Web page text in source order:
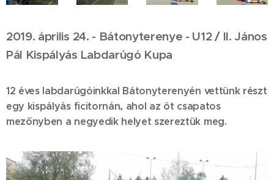
2019. április 24. - Bátonyterenye - U12 / II. János
Pál Kispályás Labdarúgó Kupa
12 éves labdarúgóinkkal Bátonyterenyén vettünk részt
egy kispályás ficitornán, ahol az öt csapatos
mezőnyben a negyedik helyet szereztük meg.